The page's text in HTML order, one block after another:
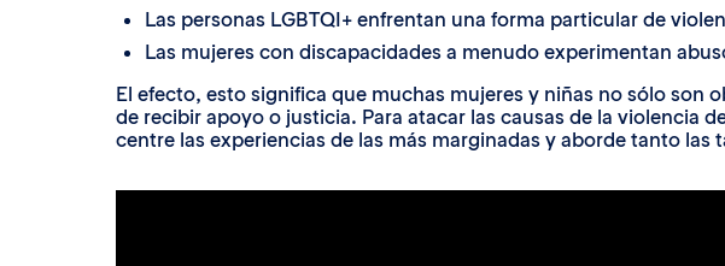
Las personas LGBTQI+ enfrentan una forma particular de
Las mujeres con discapacidades a menudo experimentan
El efecto, esto significa que muchas mujeres y niñas no sólo
de recibir apoyo o justicia. Para atacar las causas de la violencia
centre las experiencias de las más marginadas y aborde tanto